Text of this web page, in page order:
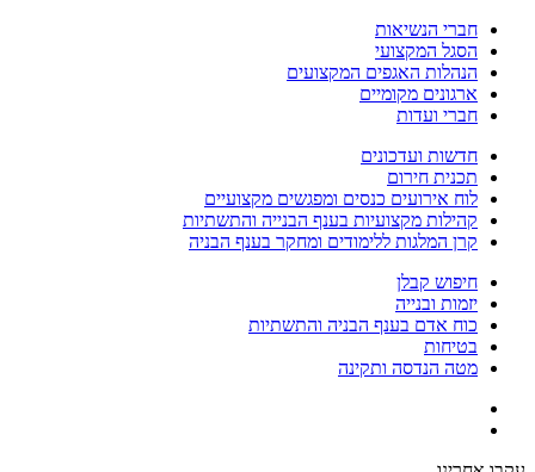
חברי הנשיאות
הסגל המקצועי
הנהלות האגפים המקצועים
ארגונים מקומיים
חברי ועדות
חדשות ועדכונים
תכנית חירום
לוח אירועים כנסים ומפגשים מקצועיים
קהילות מקצועיות בענף הבנייה והתשתיות
קרן המלגות ללימודים ומחקר בענף הבניה
חיפוש קבלן
יזמות ובנייה
כוח אדם בענף הבניה והתשתיות
בטיחות
מטה הנדסה ותקינה